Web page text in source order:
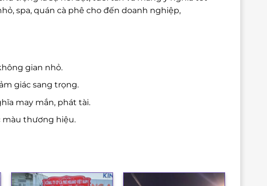
spa, quán cà phê cho đến doanh nghiệp,
gian nhỏ.
giác sang trọng.
may mắn, phát tài.
màu thương hiệu.